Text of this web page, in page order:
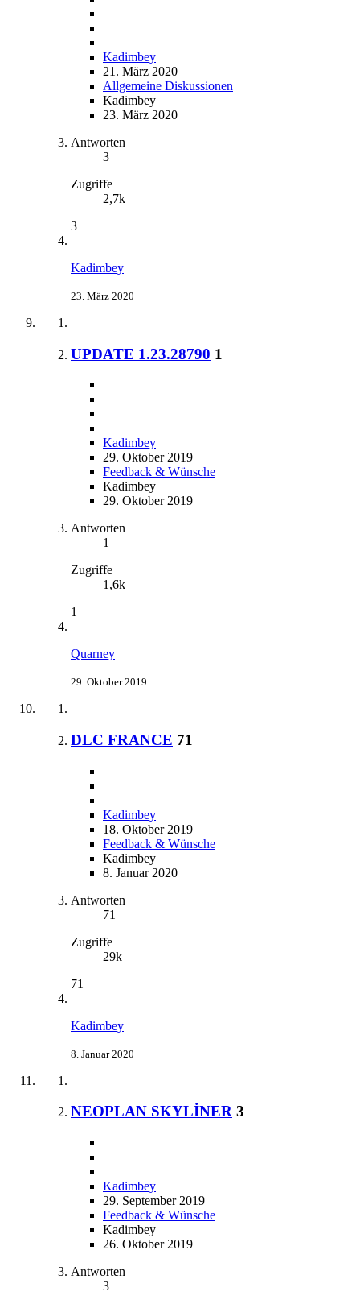
Kadimbey
21. März 2020
Allgemeine Diskussionen
Kadimbey
23. März 2020
Antworten
3
Zugriffe
2,7k
3
Kadimbey
23. März 2020
UPDATE 1.23.28790 1
Kadimbey
29. Oktober 2019
Feedback & Wünsche
Kadimbey
29. Oktober 2019
Antworten
1
Zugriffe
1,6k
1
Quarney
29. Oktober 2019
DLC FRANCE 71
Kadimbey
18. Oktober 2019
Feedback & Wünsche
Kadimbey
8. Januar 2020
Antworten
71
Zugriffe
29k
71
Kadimbey
8. Januar 2020
NEOPLAN SKYLİNER 3
Kadimbey
29. September 2019
Feedback & Wünsche
Kadimbey
26. Oktober 2019
Antworten
3